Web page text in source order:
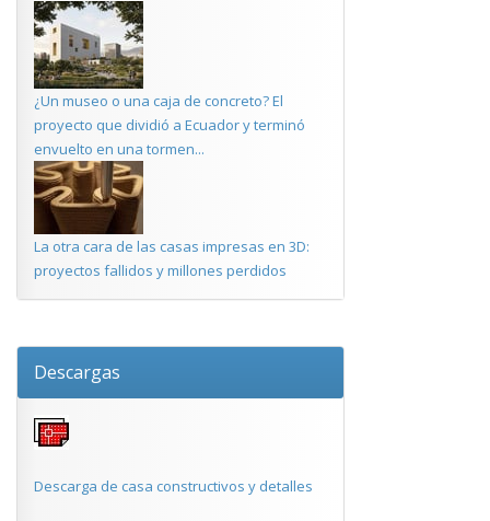
¿Un museo o una caja de concreto? El
proyecto que dividió a Ecuador y terminó
envuelto en una tormen...
La otra cara de las casas impresas en 3D:
proyectos fallidos y millones perdidos
Descargas
Descarga de casa constructivos y detalles